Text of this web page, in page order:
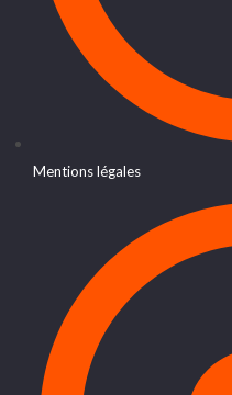
Mentions légales